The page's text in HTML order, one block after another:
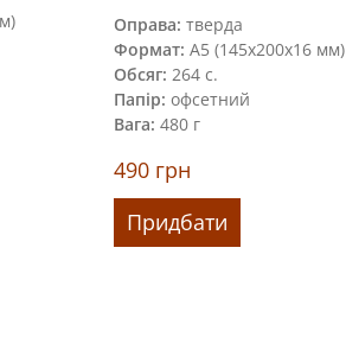
Оправа: тверда
Формат: А5 (145х200х16 мм)
Обсяг: 264 с.
Папір: офсетний
Вага: 480 г
490 грн
Придбати